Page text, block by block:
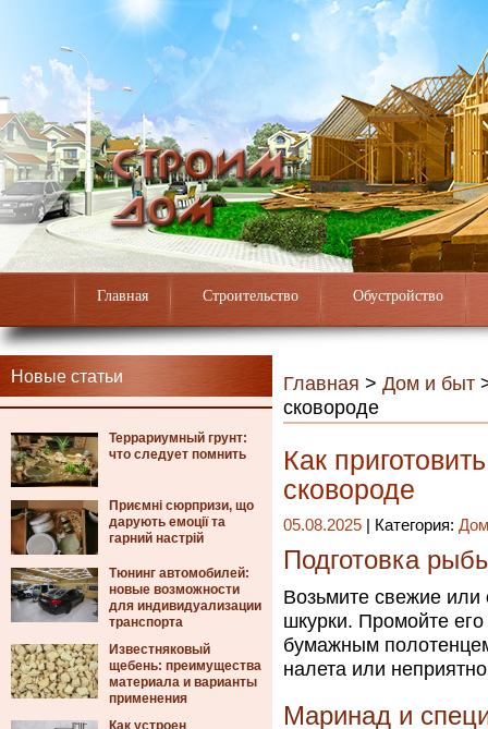
Главная Строительство Обустройство
Новые статьи
Террариумный грунт:
что следует помнить
Приємні сюрпризи, що
дарують емоції та
гарний настрій
Тюнинг автомобилей:
новые возможности
для индивидуализации
транспорта
Известняковый
щебень: преимущества
материала и варианты
применения
Как устроен
Главная > Дом и быт
сковороде
Как
сковороде
05.08.2025 | Категория:
Подготовка
Возьмите свежие
шкурки. Промойте
бумажным
налета или
Маринад и